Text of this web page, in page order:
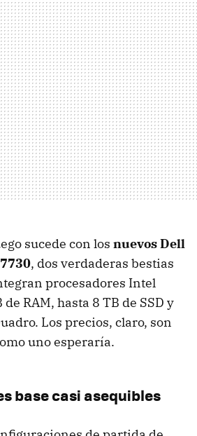
sucede con los nuevos Dell
, dos verdaderas bestias
procesadores Intel
RAM, hasta 8 TB de SSD y
Los precios, claro, son
uno esperaría.
base casi asequibles